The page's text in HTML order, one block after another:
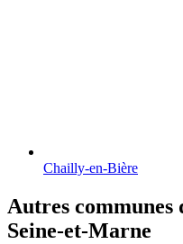
Chailly-en-Bière
Autres communes
Seine-et-Marne